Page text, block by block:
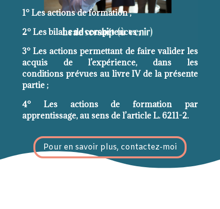
1° Les actions de formation ;
2° Les bilans de compétences ;
3° Les actions permettant de faire valider les
acquis de l’expérience, dans les
conditions prévues au livre IV de la présente
partie ;
4° Les actions de formation par
apprentissage, au sens de l’article L. 6211-2.
Pour en savoir plus, contactez-moi